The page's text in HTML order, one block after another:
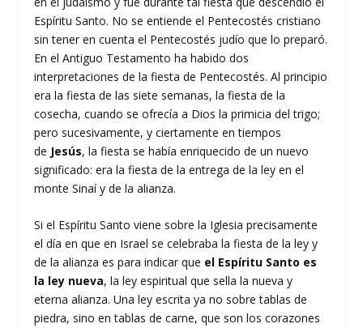
Espíritu Santo. No se entiende el Pentecostés cristiano
sin tener en cuenta el Pentecostés judío que lo preparó.
En el Antiguo Testamento ha habido dos
interpretaciones de la fiesta de Pentecostés. Al principio
era la fiesta de las siete semanas, la fiesta de la
cosecha, cuando se ofrecía a Dios la primicia del trigo;
pero sucesivamente, y ciertamente en tiempos
de Jesús, la fiesta se había enriquecido de un nuevo
significado: era la fiesta de la entrega de la ley en el
monte Sinaí y de la alianza.
Si el Espíritu Santo viene sobre la Iglesia precisamente
el día en que en Israel se celebraba la fiesta de la ley y
de la alianza es para indicar que el Espíritu Santo es
la ley nueva, la ley espiritual que sella la nueva y
eterna alianza. Una ley escrita ya no sobre tablas de
piedra, sino en tablas de carne, que son los corazones